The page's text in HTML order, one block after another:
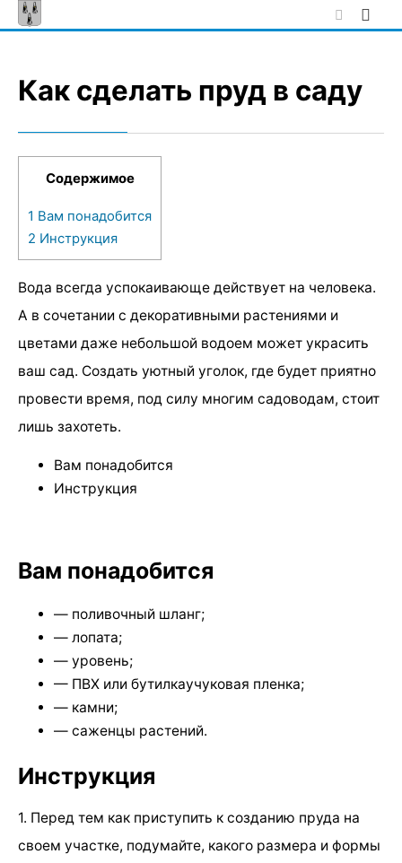
Skip
to
Как сделать пруд в саду
Содержимое
1 Вам понадобится
2 Инструкция
Вода всегда успокаивающе действует на человека.
А в сочетании с декоративными растениями и
цветами даже небольшой водоем может украсить
ваш сад. Создать уютный уголок, где будет приятно
провести время, под силу многим садоводам, стоит
лишь захотеть.
Вам понадобится
Инструкция
Вам понадобится
— поливочный шланг;
— лопата;
— уровень;
— ПВХ или бутилкаучуковая пленка;
— камни;
— саженцы растений.
Инструкция
1. Перед тем как приступить к созданию пруда на
своем участке, подумайте, какого размера и формы